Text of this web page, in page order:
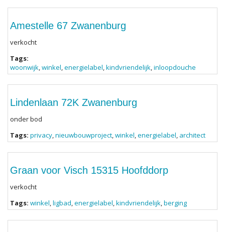
Amestelle 67 Zwanenburg
verkocht
Tags:
woonwijk,winkel,energielabel,kindvriendelijk,inloopdouche
Lindenlaan 72K Zwanenburg
onder bod
Tags: privacy,nieuwbouwproject,winkel,energielabel, architect
Graan voor Visch 15315 Hoofddorp
verkocht
Tags: winkel,ligbad,energielabel,kindvriendelijk,berging